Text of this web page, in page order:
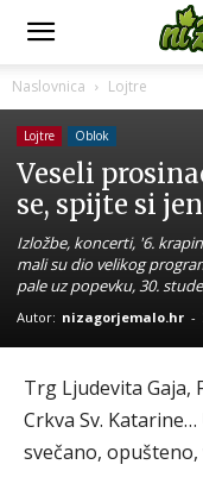
Naslovnica Lojtre
Lojtre Oblok
Veseli
se, spijte si
Izložbe, koncerti, '6.
mali su dio velikog
pale uz popevku, 30.
Autor: nizagorjemalo.hr -
Trg Ljudevita Gaja,
Crkva Sv.
svečano, opušteno,